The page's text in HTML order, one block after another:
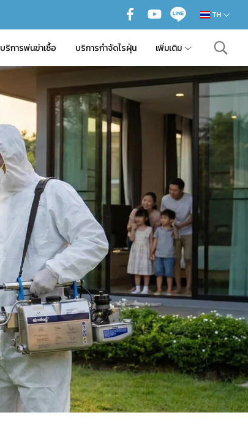
TH
บริการพ่นฆ่าเชื้อ บริการกำจัดไรฝุ่น เพิ่มเติม